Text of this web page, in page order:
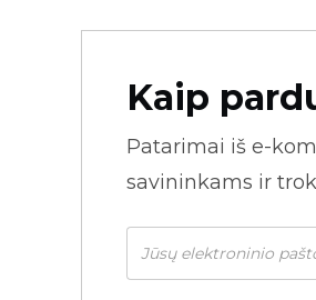
Kaip
Patarimai iš e-
savininkams ir